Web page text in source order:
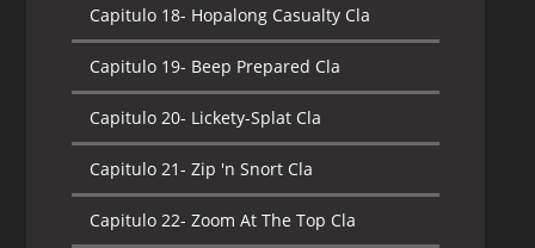
Capitulo 18- Hopalong Casualty Cla
Capitulo 19- Beep Prepared Cla
Capitulo 20- Lickety-Splat Cla
Capitulo 21- Zip 'n Snort Cla
Capitulo 22- Zoom At The Top Cla